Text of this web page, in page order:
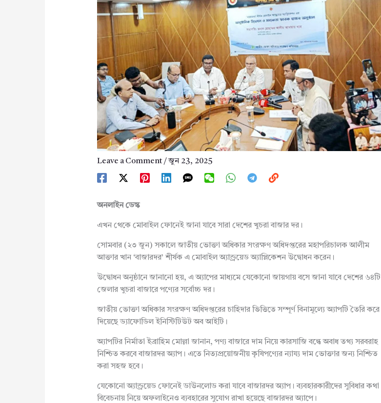
Leave a Comment /জুন 23, 2025
অনলাইন ডেস্ক
এখন থেকে মোবাইল ফোনেই জানা যাবে সারা দেশের খুচরা বাজার দর।
সোমবার (২৩ জুন) সকালে জাতীয় ভোক্তা অধিকার সংরক্ষণ অধিদপ্তরের মহাপরিচালক আলীম
আক্তার খান ‘বাজারদর’ শীর্ষক এ মোবাইল অ্যান্ড্রয়েড অ্যাপ্লিকেশন উদ্বোধন করেন।
উদ্বোধন অনুষ্ঠানে জানানো হয়, এ অ্যাপের মাধ্যমে যেকোনো জায়গায় বসে জানা যাবে দেশের ৬৪টি
জেলার খুচরা বাজারে পণ্যের সর্বোচ্চ দর।
জাতীয় ভোক্তা অধিকার সংরক্ষণ অধিদপ্তরের চাহিদার ভিত্তিতে সম্পূর্ণ বিনামূল্যে অ্যাপটি তৈরি করে
দিয়েছে ড্যাফোডিল ইনিস্টিটিউট অব আইটি।
অ্যাপটির নির্মাতা ইব্রাহিম মোল্লা জানান, পণ্য বাজারে দাম নিয়ে কারসাজি বন্ধে অবাধ তথ্য সরবরাহ
নিশ্চিত করবে বাজারদর অ্যাপ। এতে নিত্যপ্রয়োজনীয় কৃষিপণ্যের ন্যায্য দাম ভোক্তার জন্য নিশ্চিত
করা সহজ হবে।
যেকোনো অ্যান্ড্রয়েড ফোনেই ডাউনলোড করা যাবে বাজারদর অ্যাপ। ব্যবহারকারীদের সুবিধার কথা
বিবেচনায় নিয়ে অফলাইনেও ব্যবহারের সুযোগ রাখা হয়েছে বাজারদর অ্যাপে।